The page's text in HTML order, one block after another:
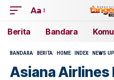
Aa
Berita Bandara
BANDARA BERITA HOME INDEX NEWS
Asiana Airlines